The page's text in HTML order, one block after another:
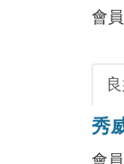
第
第
第
第
第
會
秀